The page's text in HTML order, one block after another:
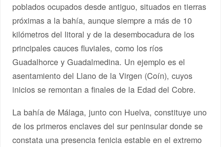
poblados ocupados desde antiguo, situados en tierras
próximas a la bahía, aunque siempre a más de 10
kilómetros del litoral y de la desembocadura de los
principales cauces fluviales, como los ríos
Guadalhorce y Guadalmedina. Un ejemplo es el
asentamiento del Llano de la Virgen (Coín), cuyos
inicios se remontan a finales de la Edad del Cobre.
La bahía de Málaga, junto con Huelva, constituye uno
de los primeros enclaves del sur peninsular donde se
constata una presencia fenicia estable en el extremo